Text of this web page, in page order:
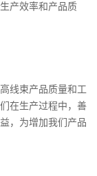
产效率和产品质
线束产品质量和工
在生产过程中，善
，为增加我们产品